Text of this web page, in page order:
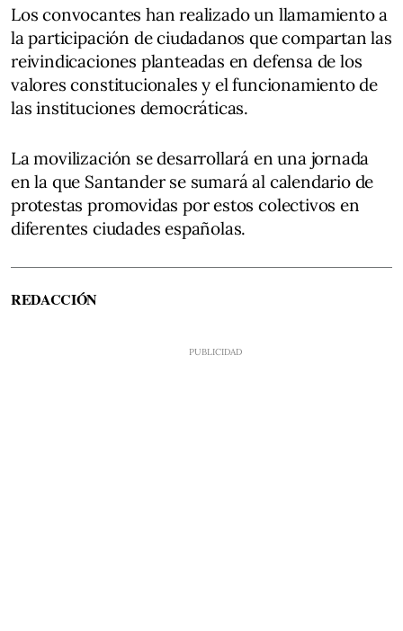
Los convocantes han realizado un llamamiento a
la participación de ciudadanos que compartan las
reivindicaciones planteadas en defensa de los
valores constitucionales y el funcionamiento de
las instituciones democráticas.
La movilización se desarrollará en una jornada
en la que Santander se sumará al calendario de
protestas promovidas por estos colectivos en
diferentes ciudades españolas.
REDACCIÓN